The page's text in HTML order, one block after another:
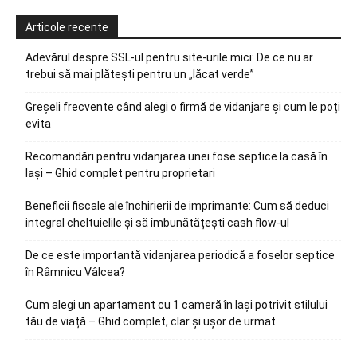
Articole recente
Adevărul despre SSL-ul pentru site-urile mici: De ce nu ar
trebui să mai plătești pentru un „lăcat verde”
Greșeli frecvente când alegi o firmă de vidanjare și cum le poți
evita
Recomandări pentru vidanjarea unei fose septice la casă în
Iași – Ghid complet pentru proprietari
Beneficii fiscale ale închirierii de imprimante: Cum să deduci
integral cheltuielile și să îmbunătățești cash flow-ul
De ce este importantă vidanjarea periodică a foselor septice
în Râmnicu Vâlcea?
Cum alegi un apartament cu 1 cameră în Iași potrivit stilului
tău de viață – Ghid complet, clar și ușor de urmat